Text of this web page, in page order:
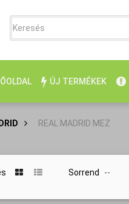
ÚJ TERMÉKEK
> REAL MADRID MEZ
Sorrend